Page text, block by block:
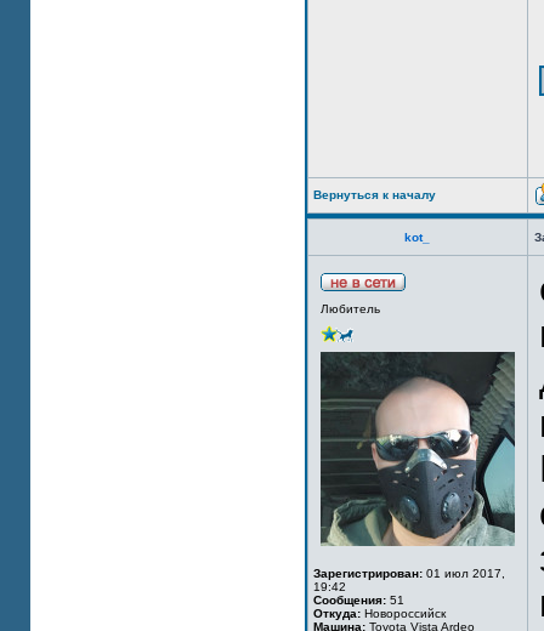
Вернуться к началу
kot_
Любитель
Зарегистрирован: 01 июл 2017,
19:42
Сообщения: 51
Откуда: Новороссийск
Машина: Toyota Vista Ardeo